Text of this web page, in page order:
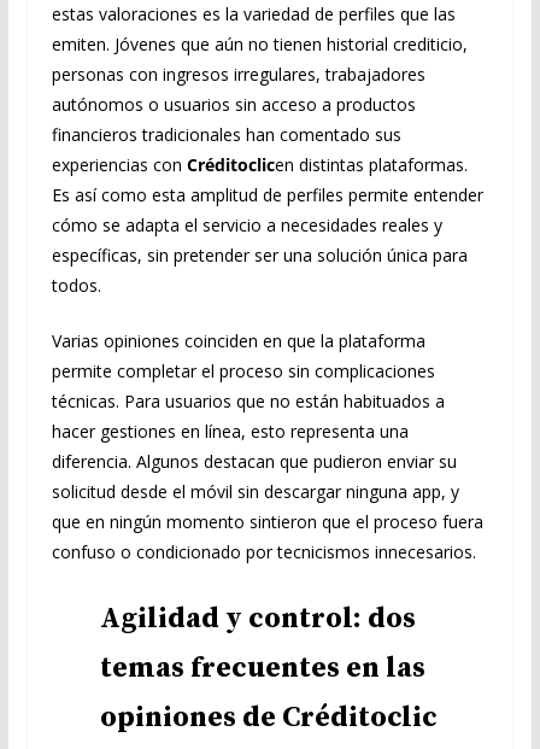
estas valoraciones es la variedad de perfiles que las
emiten. Jóvenes que aún no tienen historial crediticio,
personas con ingresos irregulares, trabajadores
autónomos o usuarios sin acceso a productos
financieros tradicionales han comentado sus
experiencias con Créditoclicen distintas plataformas.
Es así como esta amplitud de perfiles permite entender
cómo se adapta el servicio a necesidades reales y
específicas, sin pretender ser una solución única para
todos.
Varias opiniones coinciden en que la plataforma
permite completar el proceso sin complicaciones
técnicas. Para usuarios que no están habituados a
hacer gestiones en línea, esto representa una
diferencia. Algunos destacan que pudieron enviar su
solicitud desde el móvil sin descargar ninguna app, y
que en ningún momento sintieron que el proceso fuera
confuso o condicionado por tecnicismos innecesarios.
Agilidad y control: dos
temas frecuentes en las
opiniones de Créditoclic